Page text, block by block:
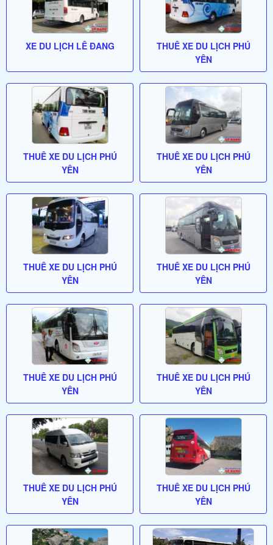
XE DU LỊCH LÊ ĐANG
THUÊ XE DU LỊCH PHÚ
YÊN
THUÊ XE DU LỊCH PHÚ
YÊN
THUÊ XE DU LỊCH PHÚ
YÊN
THUÊ XE DU LỊCH PHÚ
YÊN
THUÊ XE DU LỊCH PHÚ
YÊN
THUÊ XE DU LỊCH PHÚ
YÊN
THUÊ XE DU LỊCH PHÚ
YÊN
THUÊ XE DU LỊCH PHÚ
YÊN
THUÊ XE DU LỊCH PHÚ
YÊN